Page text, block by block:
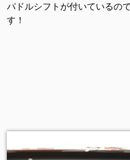
パドルシフトが付いているの
す！